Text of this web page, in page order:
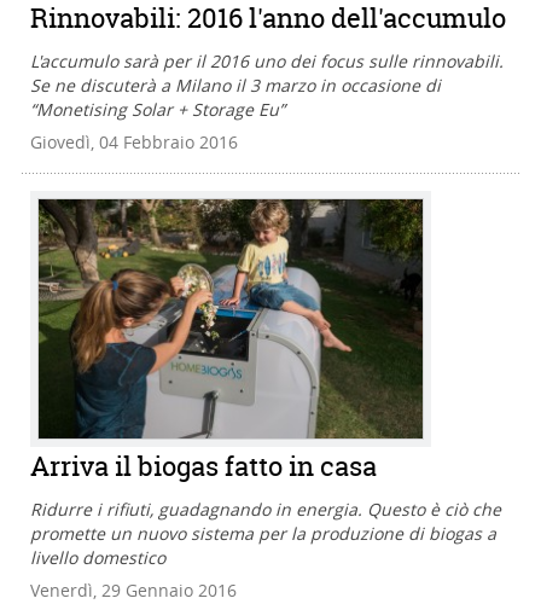
Rinnovabili: 2016 l'anno dell'accumulo
L'accumulo sarà per il 2016 uno dei focus sulle rinnovabili.
Se ne discuterà a Milano il 3 marzo in occasione di
“Monetising Solar + Storage Eu”
Giovedì, 04 Febbraio 2016
Arriva il biogas fatto in casa
Ridurre i rifiuti, guadagnando in energia. Questo è ciò che
promette un nuovo sistema per la produzione di biogas a
livello domestico
Venerdì, 29 Gennaio 2016